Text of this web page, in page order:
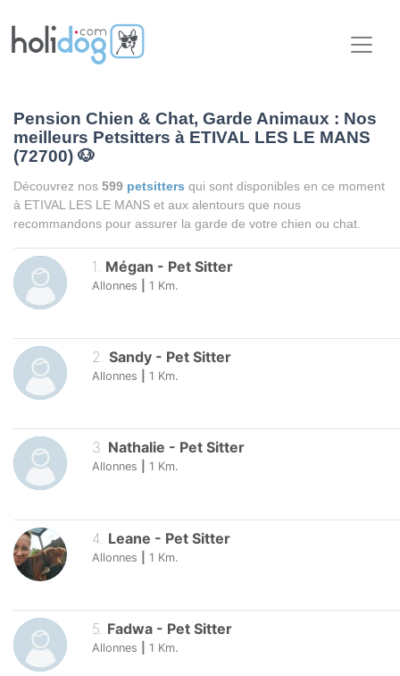
Pension Chien & Chat, Garde Animaux : Nos
meilleurs Petsitters à ETIVAL LES LE MANS
(72700) 🐶
Découvrez nos 599 petsitters qui sont disponibles en ce moment
à ETIVAL LES LE MANS et aux alentours que nous
recommandons pour assurer la garde de votre chien ou chat.
1. Mégan - Pet Sitter
Allonnes 1 Km.
2. Sandy - Pet Sitter
Allonnes 1 Km.
3. Nathalie - Pet Sitter
Allonnes 1 Km.
4 Leane - Pet Sitter
Allonnes 1 Km.
5 Fadwa - Pet Sitter
Allonnes 1 Km.